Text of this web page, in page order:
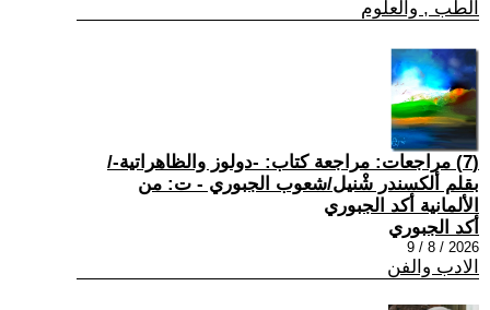
الطب , والعلوم
(7) مراجعات: مراجعة كتاب: -دولوز والظاهراتية-/
بقلم ألكسندر شْنيل/شعوب الجبوري - ت: من
الألمانية أكد الجبوري
أكد الجبوري
2026 / 8 / 9
الادب والفن